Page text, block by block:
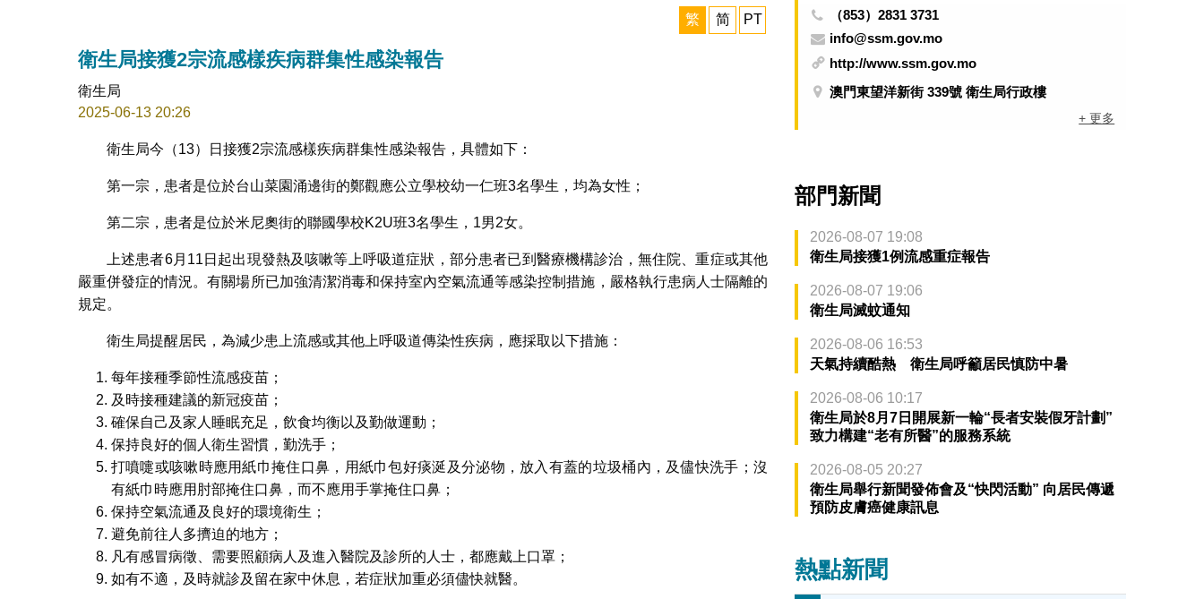
繁 简 PT
衛生局接獲2宗流感樣疾病群集性感染報告
衛生局
2025-06-13 20:26
衛生局今（13）日接獲2宗流感樣疾病群集性感染報告，具體如下：
第一宗，患者是位於台山菜園涌邊街的鄭觀應公立學校幼一仁班3名學生，均為女性；
第二宗，患者是位於米尼奧街的聯國學校K2U班3名學生，1男2女。
上述患者6月11日起出現發熱及咳嗽等上呼吸道症狀，部分患者已到醫療機構診治，無住院、重症或其他
嚴重併發症的情況。有關場所已加強清潔消毒和保持室內空氣流通等感染控制措施，嚴格執行患病人士隔離的
規定。
衛生局提醒居民，為減少患上流感或其他上呼吸道傳染性疾病，應採取以下措施：
每年接種季節性流感疫苗；
及時接種建議的新冠疫苗；
確保自己及家人睡眠充足，飲食均衡以及勤做運動；
保持良好的個人衛生習慣，勤洗手；
打噴嚏或咳嗽時應用紙巾掩住口鼻，用紙巾包好痰涎及分泌物，放入有蓋的垃圾桶內，及儘快洗手；沒
有紙巾時應用肘部掩住口鼻，而不應用手掌掩住口鼻；
保持空氣流通及良好的環境衛生；
避免前往人多擠迫的地方；
凡有感冒病徵、需要照顧病人及進入醫院及診所的人士，都應戴上口罩；
如有不適，及時就診及留在家中休息，若症狀加重必須儘快就醫。
（853）2831 3731
info@ssm.gov.mo
http://www.ssm.gov.mo
澳門東望洋新街 339號 衛生局行政樓
+ 更多
部門新聞
2026-08-07 19:08
衛生局接獲1例流感重症報告
2026-08-07 19:06
衛生局滅蚊通知
2026-08-06 16:53
天氣持續酷熱 衛生局呼籲居民慎防中暑
2026-08-06 10:17
衛生局於8月7日開展新一輪“長者安裝假牙計劃”
致力構建“老有所醫”的服務系統
2026-08-05 20:27
衛生局舉行新聞發佈會及“快閃活動” 向居民傳遞
預防皮膚癌健康訊息
熱點新聞